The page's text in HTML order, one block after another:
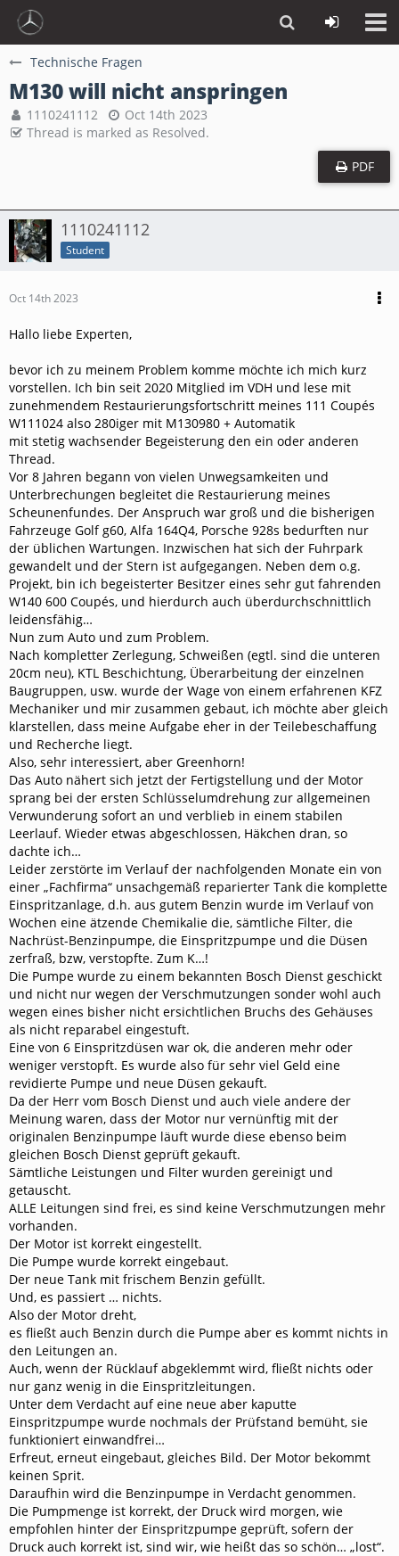
Technische Fragen
M130 will nicht anspringen
1110241112
Oct 14th 2023
Thread is marked as Resolved.
PDF
1110241112
Student
Oct 14th 2023
Hallo liebe Experten,
bevor ich zu meinem Problem komme möchte ich mich kurz
vorstellen. Ich bin seit 2020 Mitglied im VDH und lese mit
zunehmendem Restaurierungsfortschritt meines 111 Coupés
W111024 also 280iger mit M130980 + Automatik
mit stetig wachsender Begeisterung den ein oder anderen
Thread.
Vor 8 Jahren begann von vielen Unwegsamkeiten und
Unterbrechungen begleitet die Restaurierung meines
Scheunenfundes. Der Anspruch war groß und die bisherigen
Fahrzeuge Golf g60, Alfa 164Q4, Porsche 928s bedurften nur
der üblichen Wartungen. Inzwischen hat sich der Fuhrpark
gewandelt und der Stern ist aufgegangen. Neben dem o.g.
Projekt, bin ich begeisterter Besitzer eines sehr gut fahrenden
W140 600 Coupés, und hierdurch auch überdurchschnittlich
leidensfähig…
Nun zum Auto und zum Problem.
Nach kompletter Zerlegung, Schweißen (egtl. sind die unteren
20cm neu), KTL Beschichtung, Überarbeitung der einzelnen
Baugruppen, usw. wurde der Wage von einem erfahrenen KFZ
Mechaniker und mir zusammen gebaut, ich möchte aber gleich
klarstellen, dass meine Aufgabe eher in der Teilebeschaffung
und Recherche liegt.
Also, sehr interessiert, aber Greenhorn!
Das Auto nähert sich jetzt der Fertigstellung und der Motor
sprang bei der ersten Schlüsselumdrehung zur allgemeinen
Verwunderung sofort an und verblieb in einem stabilen
Leerlauf. Wieder etwas abgeschlossen, Häkchen dran, so
dachte ich…
Leider zerstörte im Verlauf der nachfolgenden Monate ein von
einer „Fachfirma“ unsachgemäß reparierter Tank die komplette
Einspritzanlage, d.h. aus gutem Benzin wurde im Verlauf von
Wochen eine ätzende Chemikalie die, sämtliche Filter, die
Nachrüst-Benzinpumpe, die Einspritzpumpe und die Düsen
zerfraß, bzw, verstopfte. Zum K…!
Die Pumpe wurde zu einem bekannten Bosch Dienst geschickt
und nicht nur wegen der Verschmutzungen sonder wohl auch
wegen eines bisher nicht ersichtlichen Bruchs des Gehäuses
als nicht reparabel eingestuft.
Eine von 6 Einspritzdüsen war ok, die anderen mehr oder
weniger verstopft. Es wurde also für sehr viel Geld eine
revidierte Pumpe und neue Düsen gekauft.
Da der Herr vom Bosch Dienst und auch viele andere der
Meinung waren, dass der Motor nur vernünftig mit der
originalen Benzinpumpe läuft wurde diese ebenso beim
gleichen Bosch Dienst geprüft gekauft.
Sämtliche Leistungen und Filter wurden gereinigt und
getauscht.
ALLE Leitungen sind frei, es sind keine Verschmutzungen mehr
vorhanden.
Der Motor ist korrekt eingestellt.
Die Pumpe wurde korrekt eingebaut.
Der neue Tank mit frischem Benzin gefüllt.
Und, es passiert … nichts.
Also der Motor dreht,
es fließt auch Benzin durch die Pumpe aber es kommt nichts in
den Leitungen an.
Auch, wenn der Rücklauf abgeklemmt wird, fließt nichts oder
nur ganz wenig in die Einspritzleitungen.
Unter dem Verdacht auf eine neue aber kaputte
Einspritzpumpe wurde nochmals der Prüfstand bemüht, sie
funktioniert einwandfrei…
Erfreut, erneut eingebaut, gleiches Bild. Der Motor bekommt
keinen Sprit.
Daraufhin wird die Benzinpumpe in Verdacht genommen.
Die Pumpmenge ist korrekt, der Druck wird morgen, wie
empfohlen hinter der Einspritzpumpe geprüft, sofern der
Druck auch korrekt ist, sind wir, wie heißt das so schön… „lost“.